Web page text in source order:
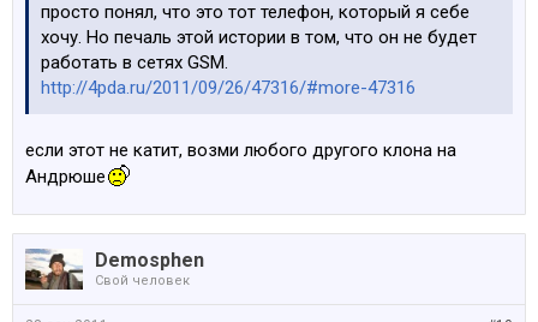
просто понял, что это тот телефон, который я себе
хочу. Но печаль этой истории в том, что он не будет
работать в сетях GSM.
http://4pda.ru/2011/09/26/47316/#more-47316
если этот не катит, возми любого другого клона на
Андрюше
Demosphen
Свой человек